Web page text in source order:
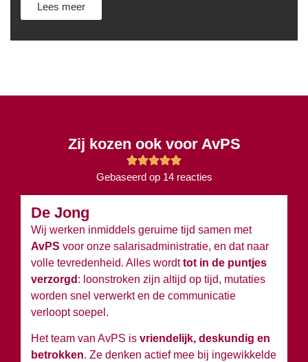
Lees meer
Zij kozen ook voor AvPS
Gebaseerd op 14 reacties
De Jong
Wij werken inmiddels geruime tijd samen met
AvPS voor onze salarisadministratie, en dat naar
volle tevredenheid. Alles wordttot in de puntjes
verzorgd : loonstroken zijn altijd op tijd, mutaties
worden snel verwerkt en de communicatie
verloopt soepel.
Het team van AvPS is vriendelijk, deskundig en
betrokken. Ze denken actief mee bij ingewikkelde